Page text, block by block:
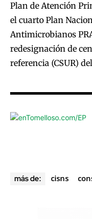
Plan de Atención
el cuarto Plan
Antimicrobianos
redesignación de
referencia (CSUR)
más de: cisns